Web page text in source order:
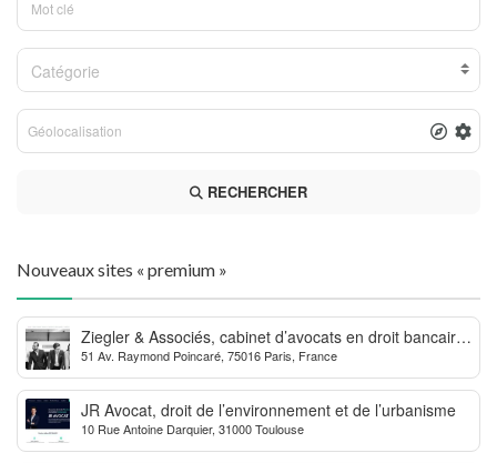
Catégorie
RECHERCHER
Nouveaux sites « premium »
Ziegler & Associés, cabinet d’avocats en droit bancaire,
cryptomonnaie et escroqueries financières
51 Av. Raymond Poincaré, 75016 Paris, France
JR Avocat, droit de l’environnement et de l’urbanisme
10 Rue Antoine Darquier, 31000 Toulouse